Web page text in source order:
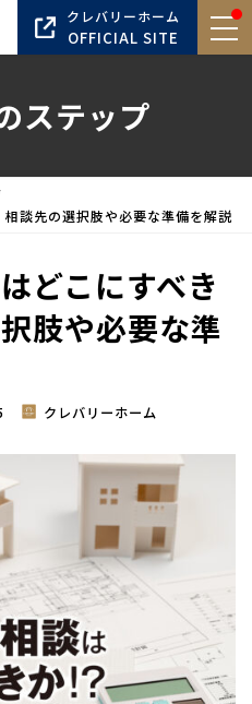
クレバリーホーム
OFFICIAL SITE
ステップ
談先の選択肢や必要な準備を解説
どこにすべき
肢や必要な準
クレバリーホーム